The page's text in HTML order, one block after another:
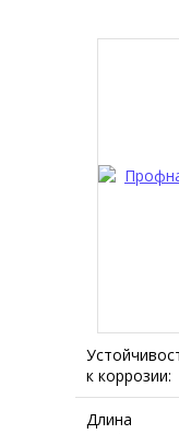
к коррозии:
Длина